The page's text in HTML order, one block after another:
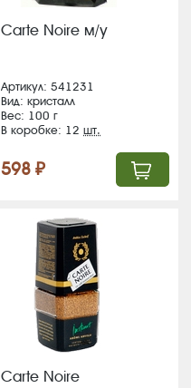
Carte Noire м/у
Артикул: 541231
Вид: кристалл
Вес: 100 г
В коробке: 12шт.
598 ₽
Carte Noire